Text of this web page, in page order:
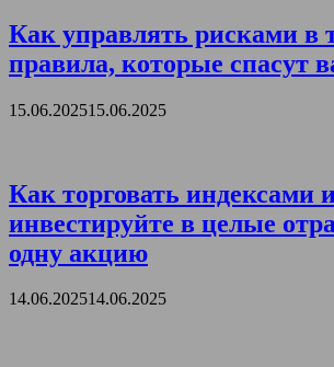
Как управлять рисками в
правила, которые спасут
15.06.202515.06.2025
Как торговать индексами
инвестируйте в целые
одну акцию
14.06.202514.06.2025